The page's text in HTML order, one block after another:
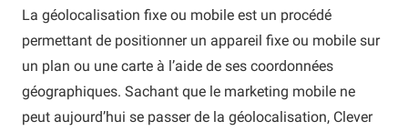
La géolocalisation fixe ou mobile est un procédé
permettant de positionner un appareil fixe ou mobile sur
un plan ou une carte à l’aide de ses coordonnées
géographiques. Sachant que le marketing mobile ne
peut aujourd’hui se passer de la géolocalisation, Clever